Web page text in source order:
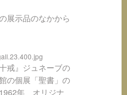
展示品のなかから
戒』ジュネーブの
の個展「聖書」の
年 オリジナ